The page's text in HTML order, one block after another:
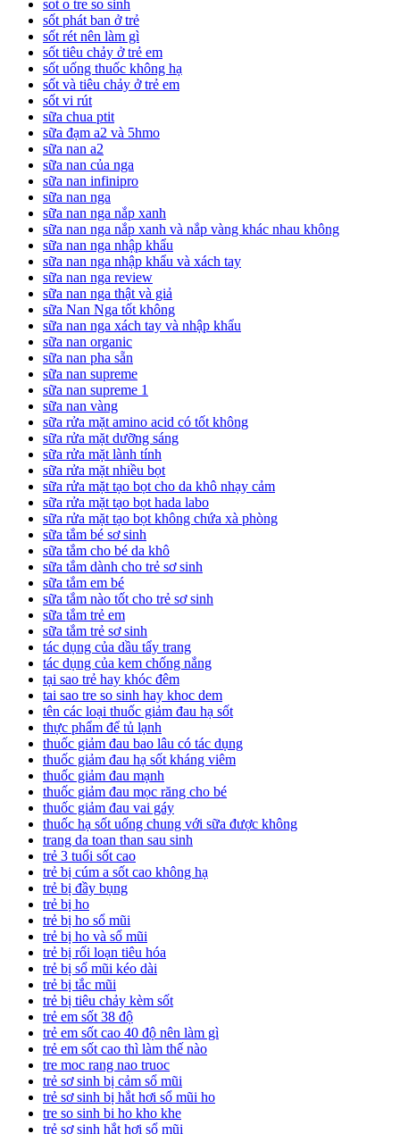
sot o tre so sinh
sốt phát ban ở trẻ
sốt rét nên làm gì
sốt tiêu chảy ở trẻ em
sốt uống thuốc không hạ
sốt và tiêu chảy ở trẻ em
sốt vi rút
sữa chua ptit
sữa đạm a2 và 5hmo
sữa nan a2
sữa nan của nga
sữa nan infinipro
sữa nan nga
sữa nan nga nắp xanh
sữa nan nga nắp xanh và nắp vàng khác nhau không
sữa nan nga nhập khẩu
sữa nan nga nhập khẩu và xách tay
sữa nan nga review
sữa nan nga thật và giả
sữa Nan Nga tốt không
sữa nan nga xách tay và nhập khẩu
sữa nan organic
sữa nan pha sẵn
sữa nan supreme
sữa nan supreme 1
sữa nan vàng
sữa rửa mặt amino acid có tốt không
sữa rửa mặt dưỡng sáng
sữa rửa mặt lành tính
sữa rửa mặt nhiều bọt
sữa rửa mặt tạo bọt cho da khô nhạy cảm
sữa rửa mặt tạo bọt hada labo
sữa rửa mặt tạo bọt không chứa xà phòng
sữa tắm bé sơ sinh
sữa tắm cho bé da khô
sữa tắm dành cho trẻ sơ sinh
sữa tắm em bé
sữa tắm nào tốt cho trẻ sơ sinh
sữa tắm trẻ em
sữa tắm trẻ sơ sinh
tác dụng của dầu tẩy trang
tác dụng của kem chống nắng
tại sao trẻ hay khóc đêm
tai sao tre so sinh hay khoc dem
tên các loại thuốc giảm đau hạ sốt
thực phẩm để tủ lạnh
thuốc giảm đau bao lâu có tác dụng
thuốc giảm đau hạ sốt kháng viêm
thuốc giảm đau mạnh
thuốc giảm đau mọc răng cho bé
thuốc giảm đau vai gáy
thuốc hạ sốt uống chung với sữa được không
trang da toan than sau sinh
trẻ 3 tuổi sốt cao
trẻ bị cúm a sốt cao không hạ
trẻ bị đầy bụng
trẻ bị ho
trẻ bị ho sổ mũi
trẻ bị ho và sổ mũi
trẻ bị rối loạn tiêu hóa
trẻ bị sổ mũi kéo dài
trẻ bị tắc mũi
trẻ bị tiêu chảy kèm sốt
trẻ em sốt 38 độ
trẻ em sốt cao 40 độ nên làm gì
trẻ em sốt cao thì làm thế nào
tre moc rang nao truoc
trẻ sơ sinh bị cảm sổ mũi
trẻ sơ sinh bị hắt hơi sổ mũi ho
tre so sinh bi ho kho khe
trẻ sơ sinh hắt hơi sổ mũi